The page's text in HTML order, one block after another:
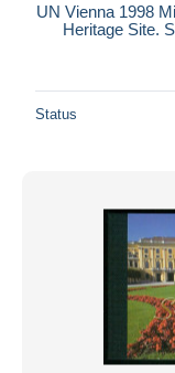
UN Vienna 1998
Heritage Site.
Status